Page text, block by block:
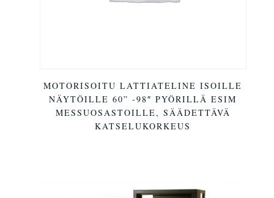
MOTORISOITU LATTIATELINE ISOILLE
NÄYTÖILLE 60” -98″ PYÖRILLÄ ESIM
MESSUOSASTOILLE, SÄÄDETTÄVÄ
KATSELUKORKEUS